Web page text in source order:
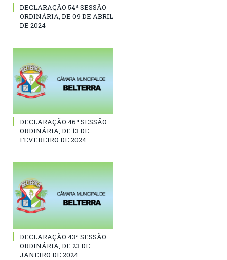
DECLARAÇÃO 54ª SESSÃO
ORDINÁRIA, DE 09 DE ABRIL
DE 2024
DECLARAÇÃO 46ª SESSÃO
ORDINÁRIA, DE 13 DE
FEVEREIRO DE 2024
DECLARAÇÃO 43ª SESSÃO
ORDINÁRIA, DE 23 DE
JANEIRO DE 2024